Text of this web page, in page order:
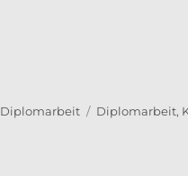
Kategorien
Diplomarbeit Schlagwörter
Diplomarbeit,